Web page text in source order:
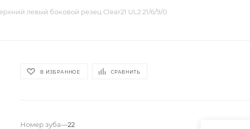
левый боковой резец Сlear21 UL2 21/6/9/0
В ИЗБРАННОЕ СРАВНИТЬ
Номер зуба—22